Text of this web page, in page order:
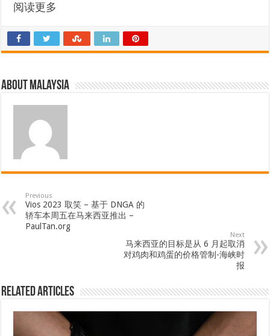
阅读更多
About Malaysia
Previous
Vios 2023 取笑 – 基于 DNGA 的
轿车本周五在马来西亚推出 –
PaulTan.org
Next
马来西亚的目标是从 6 月起取消
对鸡肉和鸡蛋的价格管制-海峡时
报
Related Articles